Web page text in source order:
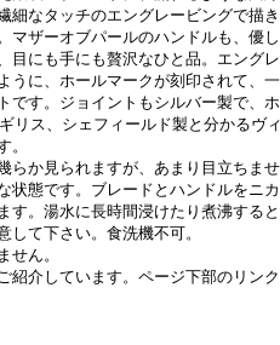
細なタッチのエングレービングで描
マザーオブパールのハンドルも、優
目にも手にも贅沢なひと品。エング
うに、ホールマークが刻印されて、
です。ジョイントもシルバー製で、
リス、シェフィールド製と分かるヴ
。
らか見られますが、あまり目立ちま
状態です。ブレードとハンドルをニ
す。湯水に長時間浸けたり煮沸する
して下さい。食洗機不可。
せん。
紹介しています。ページ下部のリン